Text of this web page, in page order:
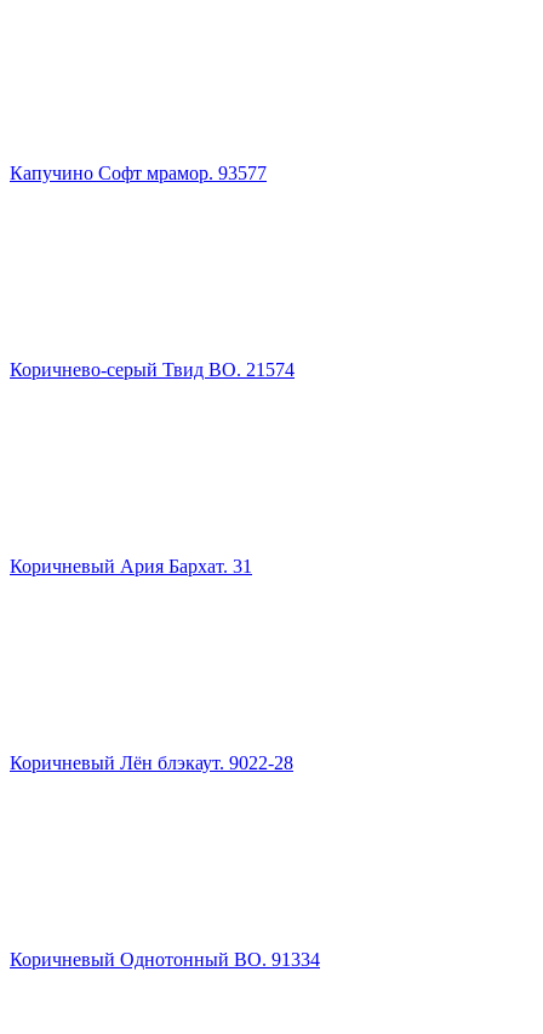
Капучино Софт мрамор. 93577
Коричнево-серый Твид ВО. 21574
Коричневый Ария Бархат. 31
Коричневый Лён блэкаут. 9022-28
Коричневый Однотонный ВО. 91334